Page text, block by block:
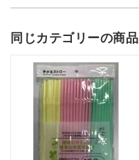
同じカテゴリーの商品